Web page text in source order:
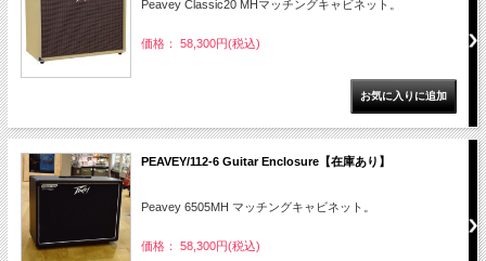
Peavey Classic20 MHマッチングキャビネット。
価格： 58,300円(税込)
PEAVEY/112-6 Guitar Enclosure【在庫あり】
Peavey 6505MH マッチングキャビネット。
価格： 58,300円(税込)